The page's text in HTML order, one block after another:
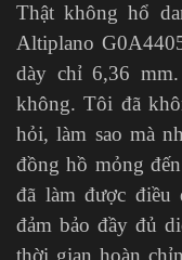
Thật không hổ
Altiplano
dày chỉ 6,36
không. Tôi đã
hỏi, làm sao mà
đồng hồ mỏng
đã làm được điều
đảm bảo đầy đủ
thời gian hoàn